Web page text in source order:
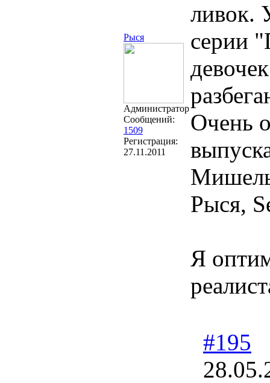
Рыся
Администратор
Сообщений:
1509
Регистрация:
27.11.2011
ливок.
серии
Очень
Рыся,
Я
#195